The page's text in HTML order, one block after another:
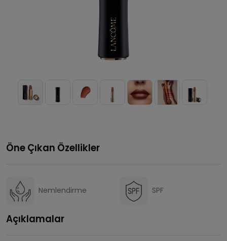
Öne Çıkan Özellikler
Nemlendirme SPF
Açıklamalar